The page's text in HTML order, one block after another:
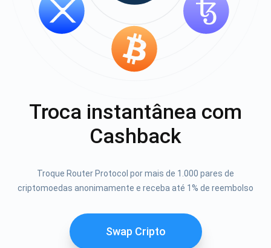
Troca instantânea com
Cashback
Troque Router Protocol por mais de 1.000 pares de
criptomoedas anonimamente e receba até 1% de reembolso
Swap Cripto